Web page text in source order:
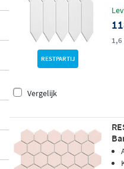
nergieKer, Marazzi,
Tegels. De collectie omvat
vormen, formaten en stijlen
e vierkantjes en zeshoekjes
an neutraal wit en grijs tot
eerd en van 1e keus
ofessioneel eindresultaat
RESTPARTIJ
1,6
Vergelijk